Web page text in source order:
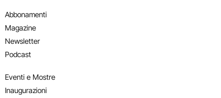
Abbonamenti
Magazine
Newsletter
Podcast
Eventi e Mostre
Inaugurazioni